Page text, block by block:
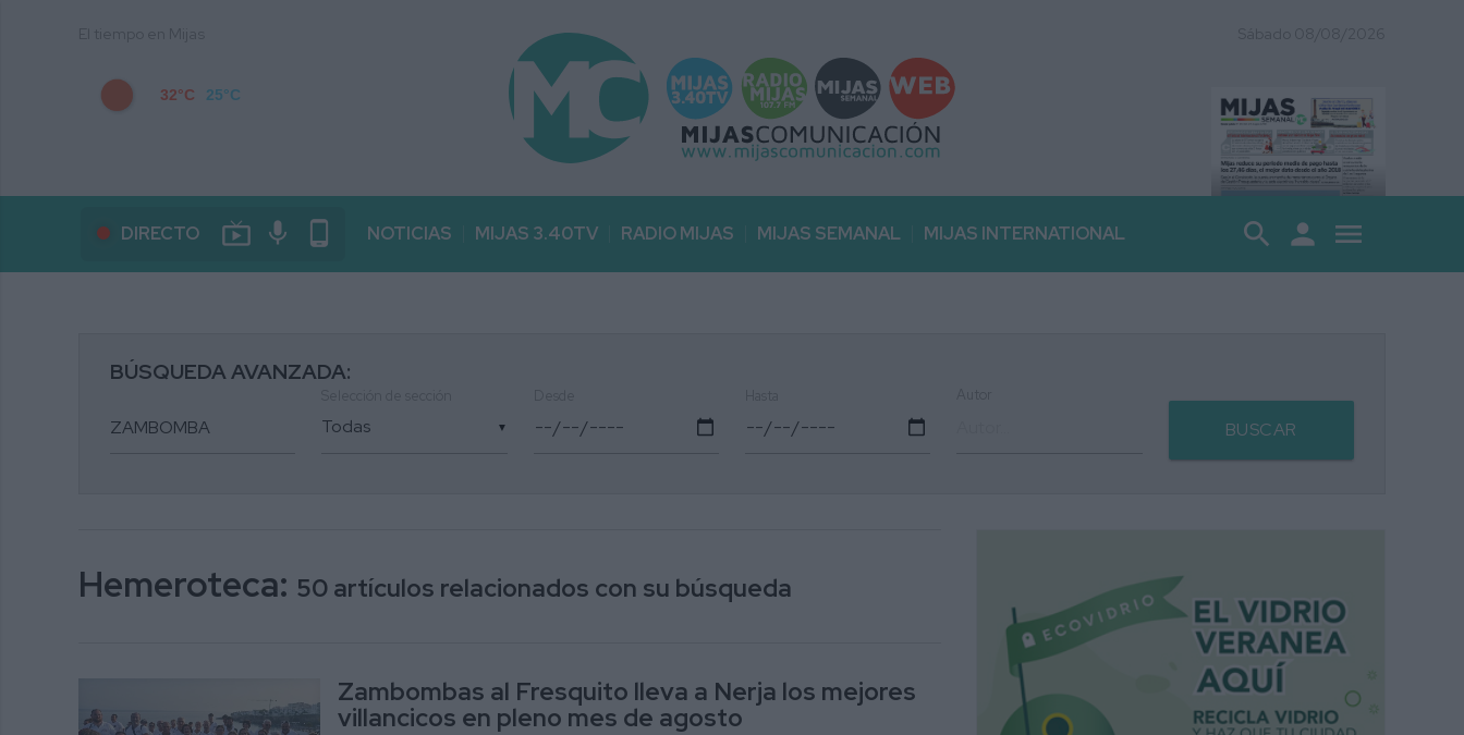
32°C 25°C
DIRECTO live_tv mic phone_android NOTICIAS MIJAS 3.40TV RADIO MIJAS MIJAS SEMANAL MIJAS INTERNATIONAL search person menu
BÚSQUEDA AVANZADA:
▼ BUSCAR
Hemeroteca: 50 artículos relacionados con su búsqueda
Zambombas al Fresquito lleva a Nerja los mejores
villancicos en pleno mes de agosto